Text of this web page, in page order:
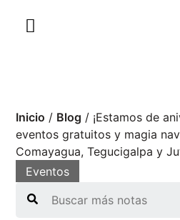
Inicio / Blog / ¡Estamos de
eventos gratuitos y magia
Comayagua, Tegucigalpa y
Eventos